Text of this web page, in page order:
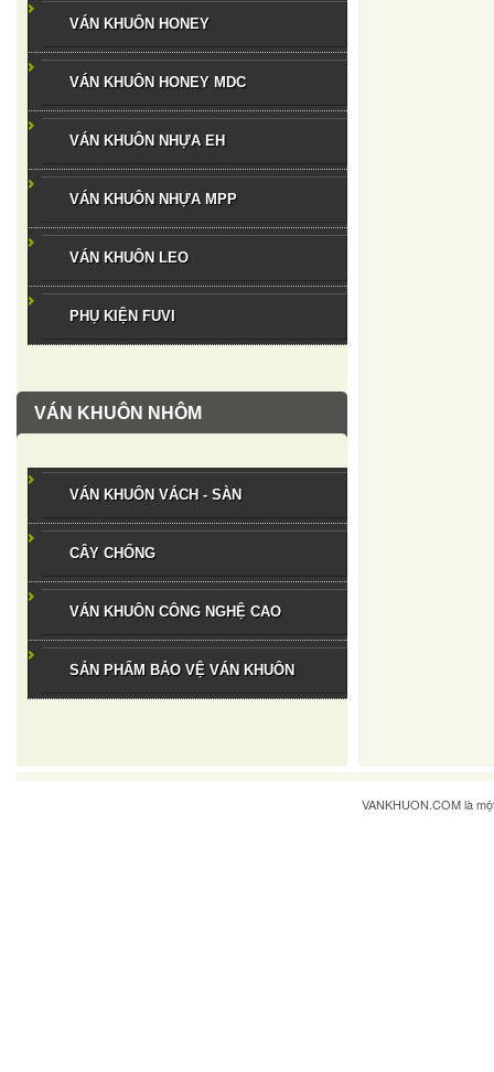
VÁN KHUÔN HONEY
VÁN KHUÔN HONEY MDC
VÁN KHUÔN NHỰA EH
VÁN KHUÔN NHỰA MPP
VÁN KHUÔN LEO
PHỤ KIỆN FUVI
VÁN KHUÔN NHÔM
VÁN KHUÔN VÁCH - SÀN
CÂY CHỐNG
VÁN KHUÔN CÔNG NGHỆ CAO
SẢN PHẨM BẢO VỆ VÁN KHUÔN
VANKHUON.COMlà